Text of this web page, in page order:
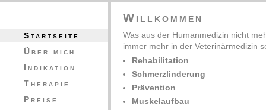
Startseite
Über mich
Indikation
Therapie
Preise
Willkommen
Was aus der Humanmedizin nicht
immer mehr in der Veterinärmedizin
Rehabilitation
Schmerzlinderung
Prävention
Muskelaufbau